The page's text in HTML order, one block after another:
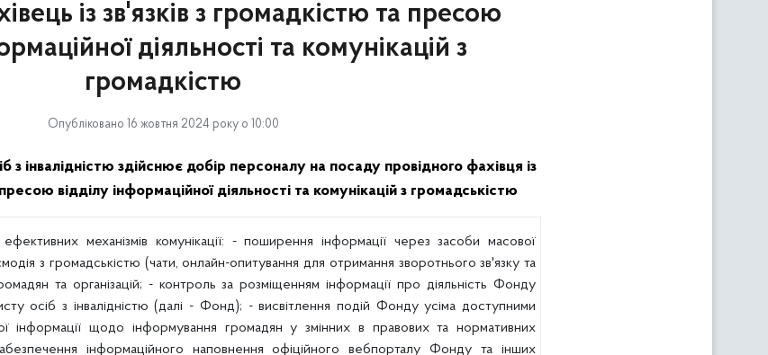
із зв'язків з громадкістю та пресою
діяльності та комунікацій з
громадкістю
Опубліковано 16 жовтня 2024 року о 10:00
з інвалідністю здійснює добір персоналу на посаду провідного фахівця із
відділу інформаційної діяльності та комунікацій з громадськістю
механізмів комунікації: - поширення інформації через засоби масової
з громадськістю (чати, онлайн-опитування для отримання зворотнього зв'язку та
та організацій; - контроль за розміщенням інформації про діяльність Фонду
осіб з інвалідністю (далі - Фонд); - висвітлення подій Фонду усіма доступними
інформації щодо інформування громадян у змінних в правових та нормативних
інформаційного наповнення офіційного вебпорталу Фонду та інших